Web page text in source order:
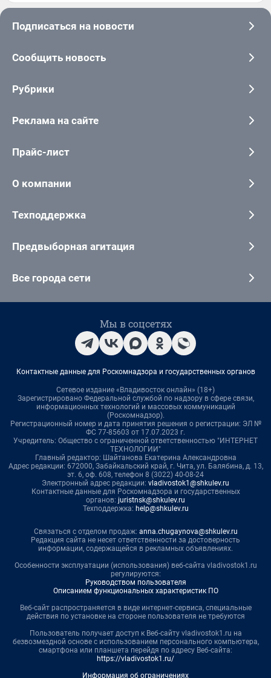
Подписаться на новости
Сообщить новость
Рубрики
Реклама на сайте
Прайс-лист
О компании
Техподдержка
Предвыборная агитация
Все города сети
Мы в соцсетях
Контактные данные для Роскомнадзора и государственных органов
Сетевое издание «Владивосток онлайн» (18+)
Зарегистрировано Федеральной службой по надзору в сфере связи,
информационных технологий и массовых коммуникаций
(Роскомнадзор).
Регистрационный номер и дата принятия решения о регистрации: ЭЛ №
ФС 77-85603 от 17.07.2023 г.
Учредитель: Общество с ограниченной ответственностью "ИНТЕРНЕТ
ТЕХНОЛОГИИ"
Главный редактор: Шайтанова Екатерина Александровна
Адрес редакции: 672000, Забайкальский край, г. Чита, ул. Балябина, д. 13,
эт. 6, оф. 608, телефон 8 (3022) 40-08-24
Электронный адрес редакции: vladivostok1@shkulev.ru
Контактные данные для Роскомнадзора и государственных
органов: juristnsk@shkulev.ru
Техподдержка: help@shkulev.ru
Связаться с отделом продаж: anna.chugaynova@shkulev.ru
Редакция сайта не несет ответственности за достоверность
информации, содержащейся в рекламных объявлениях.
Особенности эксплуатации (использования) веб-сайта vladivostok1.ru
регулируются:
Руководством пользователя
Описанием функциональных характеристик ПО
Веб-сайт распространяется в виде интернет-сервиса, специальные
действия по установке на стороне пользователя не требуются
Пользователь получает доступ к Веб-сайту vladivostok1.ru на
безвозмездной основе с использованием персонального компьютера,
смартфона или планшета перейдя по адресу Веб-сайта:
https://vladivostok1.ru/
Информация об ограничениях